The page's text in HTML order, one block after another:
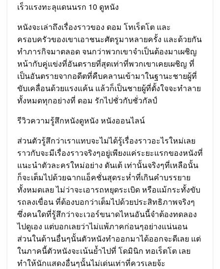
เร็วแรงทะลุแดนนรก 10 ดูหนัง
หนังจะเล่าถึงเรื่องราวของ ดอม โทเร็ตโต และ
ครอบครัวของเขาเอาชนะศัตรูมาหลายครั้ง และด้วยกัน
ทำภารกิจมาตลอด จนกว่าพวกเขาจำเป็นต้องมาเผชิญ
หน้ากับคู่แข่งที่อันตรายที่สุดเท่าที่พวกเขาเคยเผชิญ ที่
เป็นอันตรายจากอดีตที่คืบคลานเข้ามาในฐานะชายผู้ที่
ขับเคลื่อนด้วยแรงแค้น แล้วก็เป็นชายผู้ที่ตั้งใจจะทำลาย
ทั้งหมดทุกอย่างที่ ดอม รักไปชั่วกับชั่วกัลป์
รีวิวความรู้สึกหนังดูหนัง หนังออนไลน์
ส่วนตัวรู้สึกว่าเราแทบจะไม่ได้รู้เรื่องราวอะไรใหม่เลย
ราวกับจะมีเรื่องราวจริงๆอยู่เพียงแค่ระยะแรกของหนังที่
แนะนำตัวละครใหม่อย่าง ดันเต้ เท่านั้นจริงๆที่เหลือนั้น
ก็จะเต็มไปด้วยฉากแอ็คชั่นสุดระห่ำที่เกินคำบรรยาย
ทั้งหมดเลย ไม่ว่าจะเอารถหยุดระเบิด หรือแม้กระทั้งขับ
รถลงเขื่อน ที่ต้องบอกว่าเต็มไปด้วยประสิทธิภาพจริงๆ
ซึ่งคนใดที่รู้สึกว่าจะเวอร์ขนาดไหนอันนี้จำต้องทดลอง
ไปดูเอง แต่บอกเลยว่าไม่แพ้ภาคก่อนๆอย่างแน่นอน
ส่วนในด้านอื่นๆนั้นตัวหนังทำออกมาได้ออกจะดีเลย แต่
ในภาคนี้ตัวหนังจะเน้นย้ำไปที่ โดมินิก ทอเร็ตโต เลย
ทำให้นักแสดงอื่นๆนั้นไม่เด่นเท่าที่ควรเลยจ้ะ